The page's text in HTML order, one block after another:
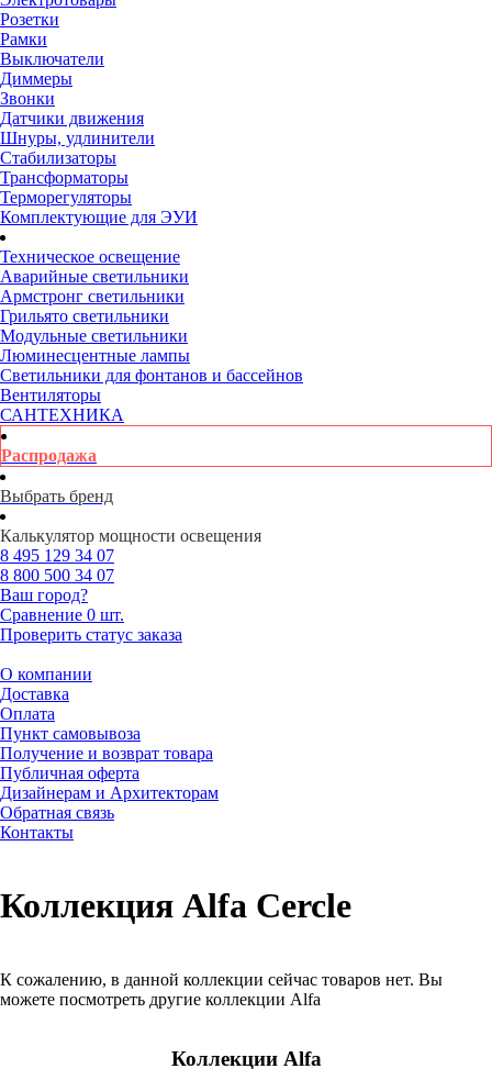
Розетки
Рамки
Выключатели
Диммеры
Звонки
Датчики движения
Шнуры, удлинители
Стабилизаторы
Трансформаторы
Терморегуляторы
Комплектующие для ЭУИ
Техническое освещение
Аварийные светильники
Армстронг светильники
Грильято светильники
Модульные светильники
Люминесцентные лампы
Светильники для фонтанов и бассейнов
Вентиляторы
САНТЕХНИКА
Распродажа
Выбрать бренд
Калькулятор мощности освещения
8 495 129 34 07
8 800 500 34 07
Ваш город?
Сравнение 0 шт.
Проверить статус заказа
О компании
Доставка
Оплата
Пункт самовывоза
Получение и возврат товара
Публичная оферта
Дизайнерам и Архитекторам
Обратная связь
Контакты
Коллекция Alfa Cercle
К сожалению, в данной коллекции сейчас товаров нет. Вы
можете посмотреть другие коллекции Alfa
Коллекции Alfa